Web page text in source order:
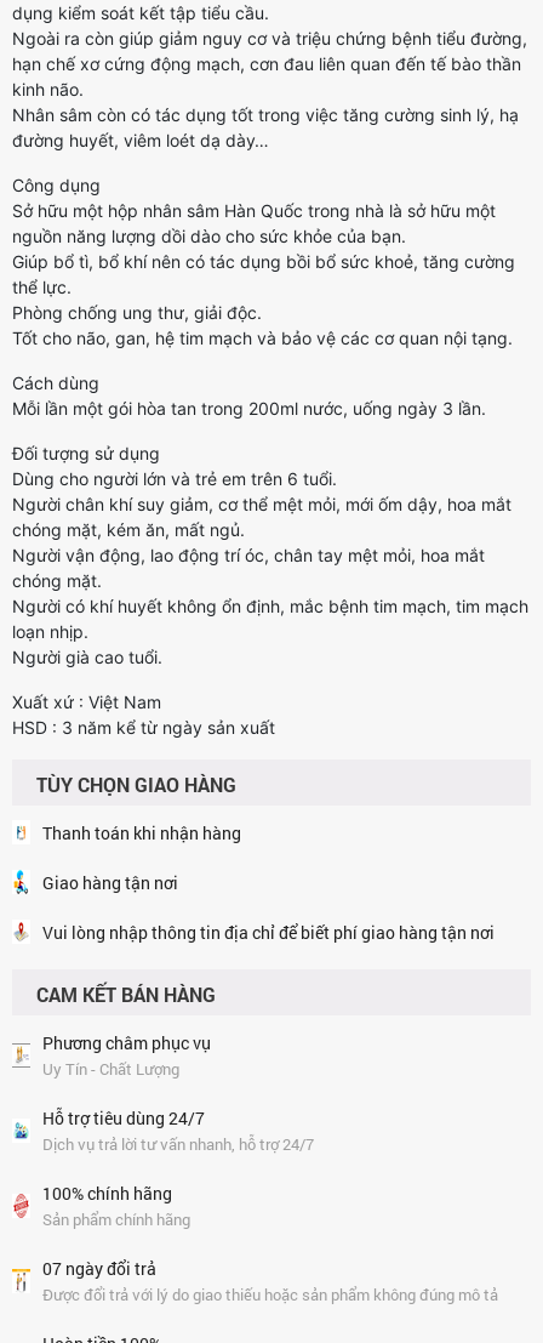
dụng kiểm soát kết tập tiểu cầu.
Ngoài ra còn giúp giảm nguy cơ và triệu chứng bệnh tiểu đường,
hạn chế xơ cứng động mạch, cơn đau liên quan đến tế bào thần
kinh não.
Nhân sâm còn có tác dụng tốt trong việc tăng cường sinh lý, hạ
đường huyết, viêm loét dạ dày…
Công dụng
Sở hữu một hộp nhân sâm Hàn Quốc trong nhà là sở hữu một
nguồn năng lượng dồi dào cho sức khỏe của bạn.
Giúp bổ tì, bổ khí nên có tác dụng bồi bổ sức khoẻ, tăng cường
thể lực.
Phòng chống ung thư, giải độc.
Tốt cho não, gan, hệ tim mạch và bảo vệ các cơ quan nội tạng.
Cách dùng
Mỗi lần một gói hòa tan trong 200ml nước, uống ngày 3 lần.
Đối tượng sử dụng
Dùng cho người lớn và trẻ em trên 6 tuổi.
Người chân khí suy giảm, cơ thể mệt mỏi, mới ốm dậy, hoa mắt
chóng mặt, kém ăn, mất ngủ.
Người vận động, lao động trí óc, chân tay mệt mỏi, hoa mắt
chóng mặt.
Người có khí huyết không ổn định, mắc bệnh tim mạch, tim mạch
loạn nhịp.
Người già cao tuổi.
Xuất xứ : Việt Nam
HSD : 3 năm kể từ ngày sản xuất
TÙY CHỌN GIAO HÀNG
Thanh toán khi nhận hàng
Giao hàng tận nơi
Vui lòng nhập thông tin địa chỉ để biết phí giao hàng tận nơi
CAM KẾT BÁN HÀNG
Phương châm phục vụ
Uy Tín - Chất Lượng
Hỗ trợ tiêu dùng 24/7
Dịch vụ trả lời tư vấn nhanh, hỗ trợ 24/7
100% chính hãng
Sản phẩm chính hãng
07 ngày đổi trả
Được đổi trả với lý do giao thiếu hoặc sản phẩm không đúng mô tả
Trà Nhân Sâm Hàn
Quốc Wongin T 10
Gói X 3g X 10 Hộp
(Ginseng Tea)
120.000 vnđ
Sữa Hạnh Nhân
Yến Mạch Hàn
Quốc Chính Hãng
Thùng -Whole
Grain Oat Almond
Sữa Đậu Nành
Dưa Lưới Hàn
Quốc Chính Hãng
100% - 190ml X
24 Hộp/ Thùng -
Sante365 VietNam
Sante365 Viên
Đồng, Kẽm Miracle
Viên (18g)
SUNG NƯỚC
HÀN QUỐC CHO
BÉ HONGYOULI
600.000 vnđ
Đồ Chơi Trẻ Em:
Máy Làm Kẹo
Bộ Tiệm Kem